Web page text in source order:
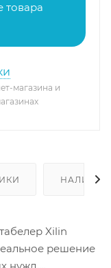
товара
магазина и
Xilin
решение